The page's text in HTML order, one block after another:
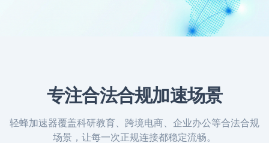
专注合法合规加速场景
轻蜂加速器覆盖科研教育、跨境电商、企业办公等合法合规
场景，让每一次正规连接都稳定流畅。